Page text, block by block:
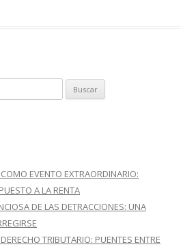
EVENTO EXTRAORDINARIO:
A LA RENTA
DE LAS DETRACCIONES: UNA
TRIBUTARIO: PUENTES ENTRE